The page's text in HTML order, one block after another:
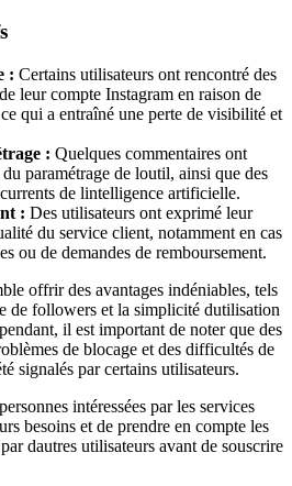
: Certains utilisateurs ont rencontré des
leur compte Instagram en raison de
qui a entraîné une perte de visibilité et
: Quelques commentaires ont
paramétrage de loutil, ainsi que des
de lintelligence artificielle.
: Des utilisateurs ont exprimé leur
du service client, notamment en cas
ou de demandes de remboursement.
offrir des avantages indéniables, tels
de followers et la simplicité dutilisation
il est important de noter que des
de blocage et des difficultés de
signalés par certains utilisateurs.
intéressées par les services
besoins et de prendre en compte les
dautres utilisateurs avant de souscrire